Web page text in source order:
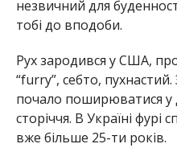
незвичний для
тобі до вподоби.
Рух зародився у США,
“furry”, себто,
почало поширюватися у
сторіччя. В Україні фурі
вже більше 25-ти років.